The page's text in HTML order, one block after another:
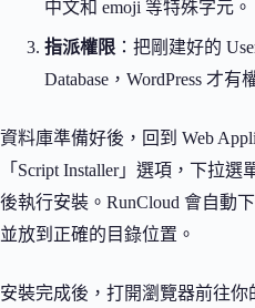
中文和 emoji 等特殊字元。
指派權限 ：把剛建好的
Database，WordPress 才有
資料庫準備好後，回到 Web
「Script Installer」選項，下拉選
後執行安裝。RunCloud 會自動
並放到正確的目錄位置。
安裝完成後，打開瀏覽器前往你